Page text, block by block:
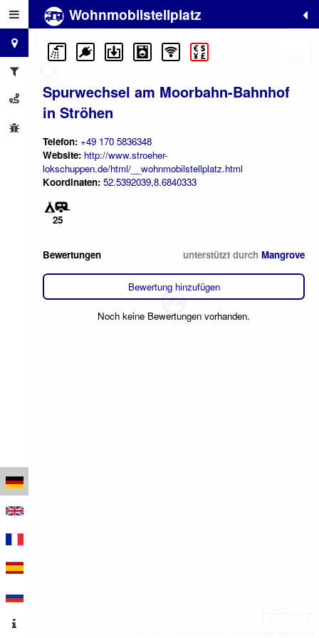
Wohnmobilstellplatz
Spurwechsel am Moorbahn-Bahnhof
in Ströhen
Telefon: +49 170 5836348
Website: http://www.stroeher-
lokschuppen.de/html/__wohnmobilstellplatz.html
Koordinaten: 52.5392039,8.6840333
25
Bewertungen unterstützt durch Mangrove
Bewertung hinzufügen
Noch keine Bewertungen vorhanden.
+
−